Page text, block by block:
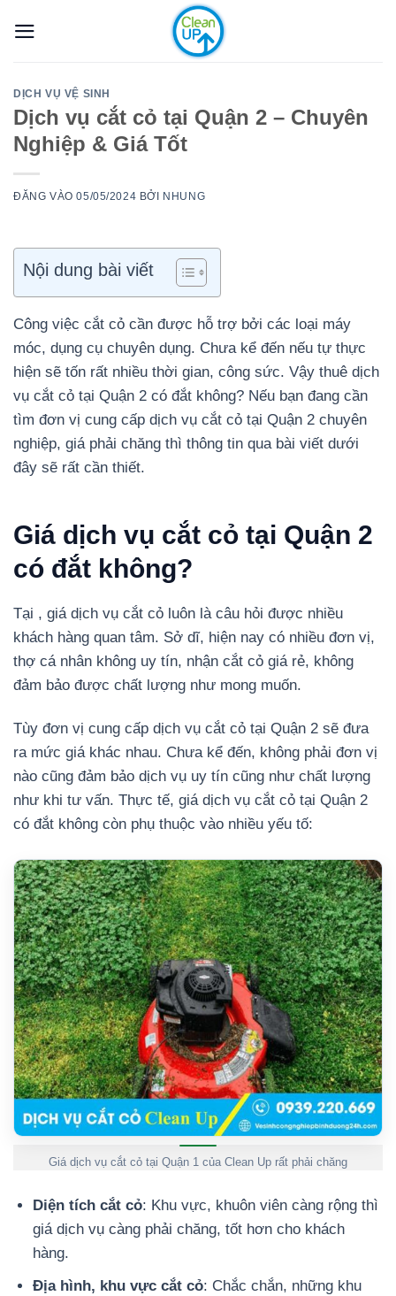
qua
DỊCH VỤ VỆ SINH
Dịch vụ cắt cỏ tại Quận 2 – Chuyên
Nghiệp & Giá Tốt
ĐĂNG VÀO05/05/2024 BỞI NHUNG
Nội dung bài viết
Công việc cắt cỏ cần được hỗ trợ bởi các loại máy
móc, dụng cụ chuyên dụng. Chưa kể đến nếu tự thực
hiện sẽ tốn rất nhiều thời gian, công sức. Vậy thuê dịch
vụ cắt cỏ tại Quận 2 có đắt không? Nếu bạn đang cần
tìm đơn vị cung cấp dịch vụ cắt cỏ tại Quận 2 chuyên
nghiệp, giá phải chăng thì thông tin qua bài viết dưới
đây sẽ rất cần thiết.
Giá dịch vụ cắt cỏ tại Quận 2
có đắt không?
Tại , giá dịch vụ cắt cỏ luôn là câu hỏi được nhiều
khách hàng quan tâm. Sở dĩ, hiện nay có nhiều đơn vị,
thợ cá nhân không uy tín, nhận cắt cỏ giá rẻ, không
đảm bảo được chất lượng như mong muốn.
Tùy đơn vị cung cấp dịch vụ cắt cỏ tại Quận 2 sẽ đưa
ra mức giá khác nhau. Chưa kể đến, không phải đơn vị
nào cũng đảm bảo dịch vụ uy tín cũng như chất lượng
như khi tư vấn. Thực tế, giá dịch vụ cắt cỏ tại Quận 2
có đắt không còn phụ thuộc vào nhiều yếu tố:
Giá dịch vụ cắt cỏ tại Quận 1 của Clean Up rất phải chăng
Diện tích cắt cỏ: Khu vực, khuôn viên càng rộng thì
giá dịch vụ càng phải chăng, tốt hơn cho khách
hàng.
Địa hình, khu vực cắt cỏ: Chắc chắn, những khu